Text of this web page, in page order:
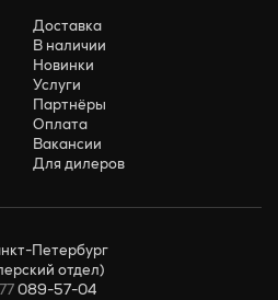
Доставка
В наличии
Новинки
Услуги
Партнёры
Оплата
Вакансии
Для дилеров
Петербург
отдел)
089-57-04